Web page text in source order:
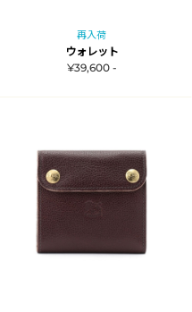
再入荷
ウォレット
¥39,600 -